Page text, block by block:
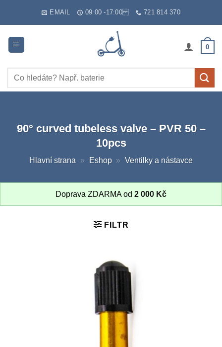
EMAIL 09:00 -17:00 721 814 370
0
Hledat:
90° curved tubeless valve – PVR 50 –
10pcs
Hlavní strana » Eshop » Ventilky a nástavce
Doprava ZDARMA od 2 000 Kč
FILTR